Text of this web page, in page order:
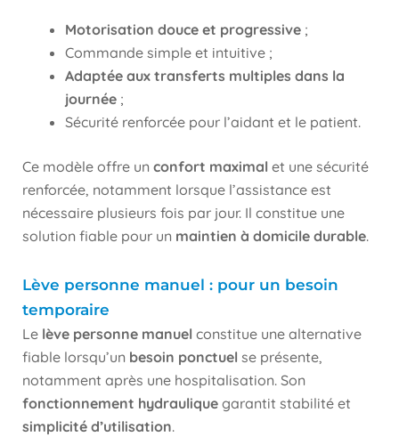
Motorisation douce et progressive ;
Commande simple et intuitive ;
Adaptée aux transferts multiples dans la
journée ;
Sécurité renforcée pour l’aidant et le patient.
Ce modèle offre un confort maximal et une sécurité
renforcée, notamment lorsque l’assistance est
nécessaire plusieurs fois par jour. Il constitue une
solution fiable pour un maintien à domicile durable.
Lève personne manuel : pour un besoin
temporaire
Le lève personne manuel constitue une alternative
fiable lorsqu’un besoin ponctuel se présente,
notamment après une hospitalisation. Son
fonctionnement hydraulique garantit stabilité et
simplicité d’utilisation.